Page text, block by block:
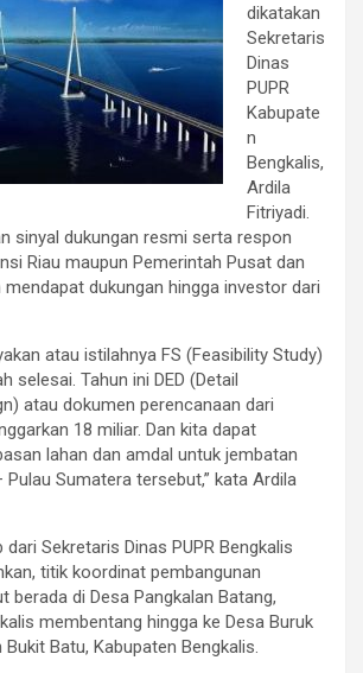
dikatakan
Sekretaris
Dinas
PUPR
Kabupate
n
Bengkalis,
Ardila
Fitriyadi.
sinyal dukungan resmi serta respon
Riau maupun Pemerintah Pusat dan
dukungan hingga investor dari
atau istilahnya FS (Feasibility Study)
selesai. Tahun ini DED (Detail
atau dokumen perencanaan dari
18 miliar. Dan kita dapat
lahan dan amdal untuk jembatan
Pulau Sumatera tersebut,” kata Ardila
dari Sekretaris Dinas PUPR Bengkalis
titik koordinat pembangunan
berada di Desa Pangkalan Batang,
membentang hingga ke Desa Buruk
Batu, Kabupaten Bengkalis.